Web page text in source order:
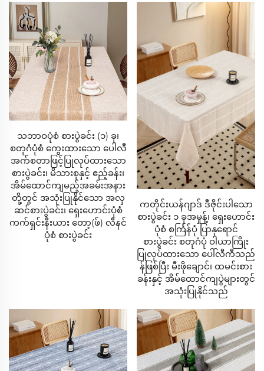
- အသံမထွက်သည့် အထည်နည်းပညာများ
၃။ အမူအကျင့်အလိုက်ဖြစ်သော တီထွင်မှုများ
- မက်မှောင်းနိုင်သော ခံနိုင်ရည်ရှိသည့် အဝတ်အစားများ
- အနံ့ဆိုးများကိုထိန်းချုပ်နိုင်သော နည်းပညာများ
- ကုသရေးကူညီထောက်ပံ့မှုစနစ်များ
ထုတ်ကုန်အမျိုးအစားအသေးစိတ်
၁။ မက်ထရက်ခေါင်းပိုင်း စုဆောင်းမှု
မှတ်ဉာဏ်ဖိုမ်စီးရီး
- ဖွင့်ထားသောဆဲလ်ဖွဲ့စည်းပုံပါရှိသော လေပေါက်များနှင့်
အတူ ၃လက်မခန့် ဖိုမ်ကောင်များ
- CertiPUR-US မှတ်ပုံတင်ထားသော ပစ္စည်းများ
- ဖိအားအမှတ်များကို သက်သာစေသည့်နည်းပညာ
အောက်ပါ အဆင့်မြင့် အစားထိုးနည်းလမ်း
- ဓာတ်မတည့်စေသော မိုက်ခရိုဖိုင်ဘာ ဖြည့်စွက်ပစ္စည်း
- ညီညာစွာ ဖြန့်ဖြူးပေးနိုင်သော ဘောက်စ်-စတစ်ခ် ကွဲ့
လင်းနည်း
သဘာဝပုံစံ စားပွဲခင်း (၁) ခု၊
စတုဂံပုံစံ ကွေးထားသော ပေါလီ
အက်စတာဖြင့်ပြုလုပ်ထားသော
စားပွဲခင်း၊ မိသားစုနှင့် ဧည့်ခန်း၊
အိမ်ထောင်ကျမည့်အခမ်းအနား
တို့တွင် အသုံးပြုနိုင်သော အလှ
ဆင်စားပွဲခင်း၊ ရှေးဟောင်းပုံစံ
ကက်ရှင်းနီးယား တော့(ဖ်) လီနင်
ပုံစံ စားပွဲခင်း
ကတိုင်းယန်ဂျာဒ် ဒီဇိုင်းပါသော
စားပွဲခင်း ၁ ခုအမှုန့်၊ ရှေးဟောင်း
ပုံစံ စင်္ကြန်ပုံ ပြာနုရောင်
စားပွဲခင်း စတုဂံပုံ ဝါယာကြိုး
ပြုလုပ်ထားသော ပေါ်လီကီသည်
န်ဖြစ်ပြီး မီးဖိုချောင်၊ ထမင်းစား
ခန်းနှင့် အိမ်ထောင်ကျပွဲများတွင်
အသုံးပြုနိုင်သည်